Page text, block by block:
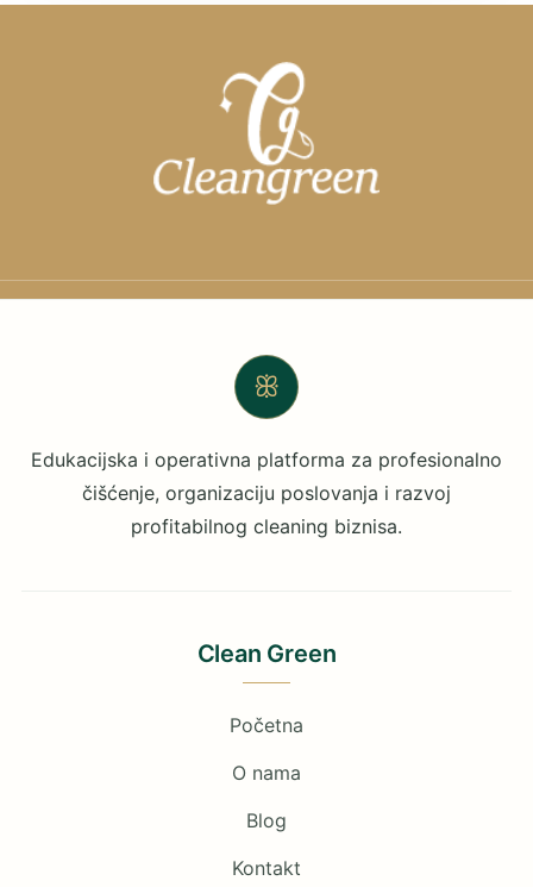
ꕥ
Edukacijska i operativna platforma za profesionalno
čišćenje, organizaciju poslovanja i razvoj
profitabilnog cleaning biznisa.
Clean Green
Početna
O nama
Blog
Kontakt